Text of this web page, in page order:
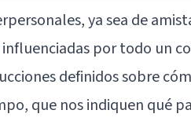
ya sea de
por todo un
definidos sobre
que nos indiquen qué